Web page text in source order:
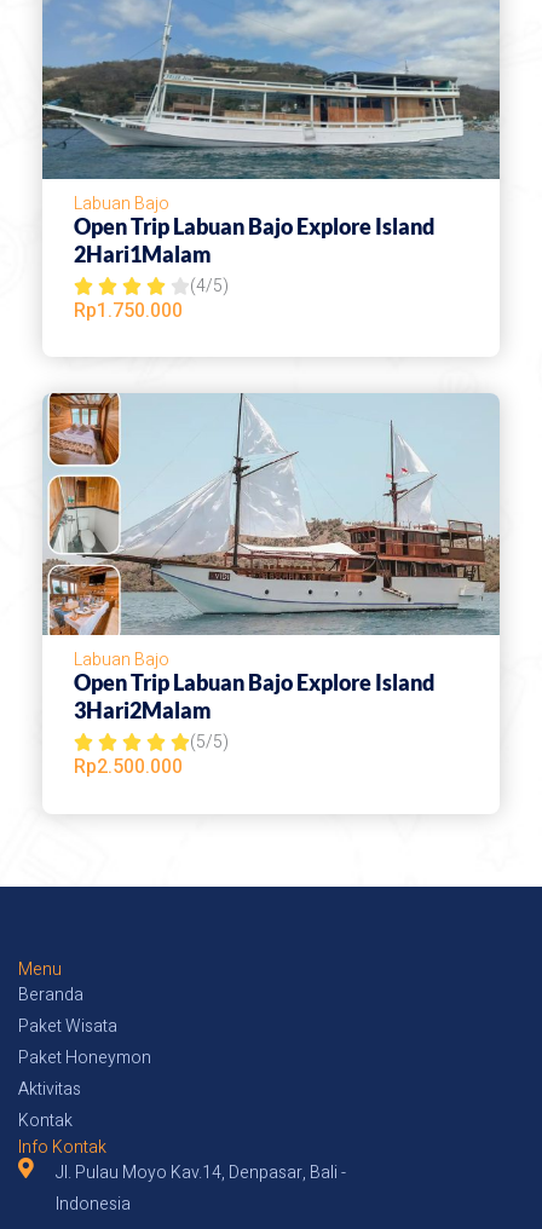
o
u
t
o
f
Labuan Bajo
Open Trip Labuan Bajo Explore Island
2Hari1Malam
    R
t
e
o
t
o
f
5
(4/5)
Rp1.750.000
Labuan Bajo
Open Trip Labuan Bajo Explore Island
3Hari2Malam
    R
t
(5/5)
Rp2.500.000
Menu
Beranda
Paket Wisata
Paket Honeymon
Aktivitas
Kontak
Info Kontak
Jl. Pulau Moyo Kav.14, Denpasar, Bali -
Indonesia